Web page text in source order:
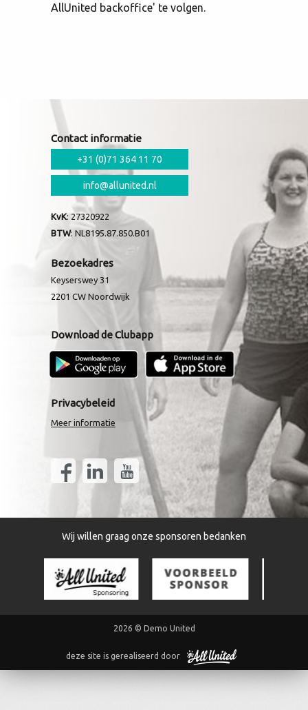
AllUnited backoffice' te volgen.
Contact informatie
+31 (0)71 364 11 70
info@allunited.nl
KvK: 27320922
BTW: NL8195.87.850.B01
Bezoekadres
Keyserswey 31
2201 CW Noordwijk
Download de Clubapp
Privacybeleid
Meer informatie
Wij willen graag onze sponsoren bedanken
2026 © Demo United
deze site is gerealiseerd door